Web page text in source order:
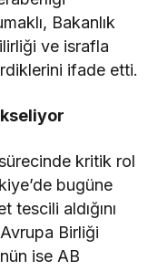
Bakanlık
ve israfla
ifade etti.
kritik rol
bugüne
aldığını
Birliği
ise AB